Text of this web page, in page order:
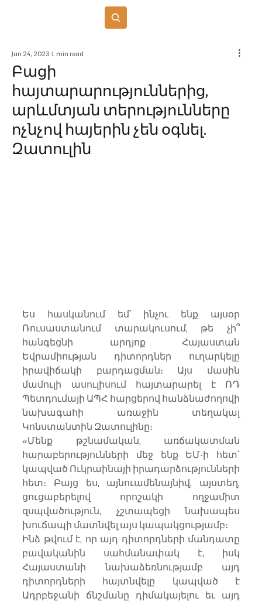
Բացի
հայտարարություններից,
արևմտյան տերությունները
ոչնչով հայերին չեն օգնել.
Զատուլին
Jan 24, 2023 1 min read
Ես հասկանում եմ՝ ինչու ենք այսօր
Ռուսաստանում տարակուսում, թե չի՞
հանգեցնի արդյոք Հայաստան
Եվրամիության դիտորդներ ուղարկելը
իրավիճակի բարդացման։ Այս մասին
մամուլի ասուլիսում հայտարարել է ՌԴ
Պետդումայի ԱՊՀ հարցերով հանձնաժողովի
նախագահի առաջին տեղակալ
Կոնստանտին Զատուլինը։
«Մենք թշնամական, առճակատման
հարաբերությունների մեջ ենք ԵՄ-ի հետ՝
կապված Ուկրաինայի իրադարձությունների
հետ։ Բայց ես, այնուամենայնիվ, այստեղ,
ցուցաբերելով որոշակի ողջամիտ
զսպվածություն, չշտապեցի նախապես
խուճապի մատնվել այս կապակցությամբ։
Ինձ թվում է, որ այդ դիտորդների մանդատը
բավականին սահմանափակ է, իսկ
Հայաստանի նախաձեռնությամբ այդ
դիտորդների հայտնվելը կապված է
Ադրբեջանի ճնշմանը դիմակայելու եւ այդ